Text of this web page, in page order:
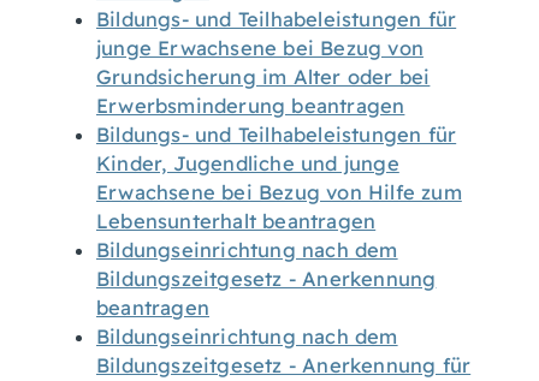
Bildungs- und Teilhabeleistungen für
junge Erwachsene bei Bezug von
Grundsicherung im Alter oder bei
Erwerbsminderung beantragen
Bildungs- und Teilhabeleistungen für
Kinder, Jugendliche und junge
Erwachsene bei Bezug von Hilfe zum
Lebensunterhalt beantragen
Bildungseinrichtung nach dem
Bildungszeitgesetz - Anerkennung
beantragen
Bildungseinrichtung nach dem
Bildungszeitgesetz - Anerkennung für